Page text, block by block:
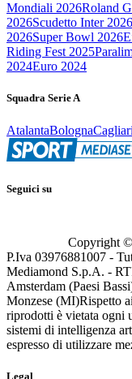
Mondiali 2026Roland
2026Scudetto Inter 2026
2026Super Bowl 2026
Riding Fest 2025
2024Euro 2024
Squadra Serie A
AtalantaBolognaCagliari
Seguici su
Copyright
P.Iva 03976881007 -
Mediamond S.p.A. -
Amsterdam (Paesi
Monzese (MI)Rispetto
riprodotti è vietata ogni
sistemi di intelligenza
espresso di utilizzare
Legal